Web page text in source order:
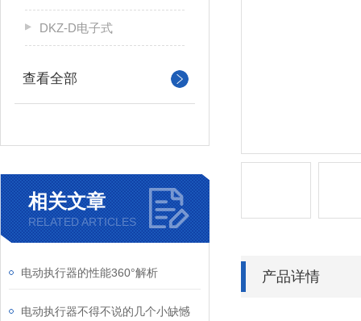
DKZ-D电子式
查看全部
相关文章
RELATED ARTICLES
电动执行器的性能360°解析
电动执行器不得不说的几个小缺憾
产品详情